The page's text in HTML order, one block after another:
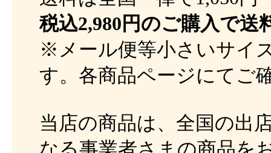
税込2,980円のご購入で送
※メール便等小さいサイ
す。各商品ページにてご
当店の商品は、全国の出